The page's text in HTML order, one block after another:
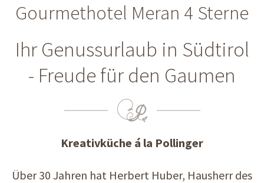
Gourmethotel Meran 4 Sterne
Ihr Genussurlaub in Südtirol
- Freude für den Gaumen
Kreativküche á la Pollinger
Über 30 Jahren hat Herbert Huber, Hausherr des